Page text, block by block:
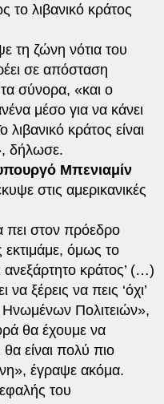
το λιβανικό κράτος
τη ζώνη νότια του
σε απόσταση
σύνορα, «και ο
μέσο για να κάνει
κράτος είναι
δήλωσε.
Μπενιαμίν
στις αμερικανικές
στον πρόεδρο
όμως το
ανεξάρτητο κράτος’ (…)
ξέρεις να πεις ‘όχι’
Πολιτειών»,
θα έχουμε να
είναι πολύ πιο
έγραψε ακόμα.
του